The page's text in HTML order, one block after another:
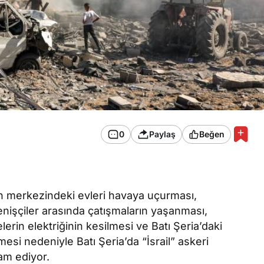
0 Paylaş Beğen
merkezindeki evleri havaya uçurması,
arasında çatışmaların yaşanması,
elektriğinin kesilmesi ve Batı Şeria’daki
nedeniyle Batı Şeria’da “İsrail” askeri
ediyor.